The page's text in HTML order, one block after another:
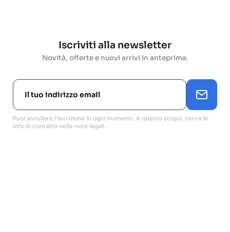
Iscriviti alla newsletter
Novità, offerte e nuovi arrivi in anteprima.
Puoi annullare l'iscrizione in ogni momenti. A questo scopo, cerca le
info di contatto nelle note legali.